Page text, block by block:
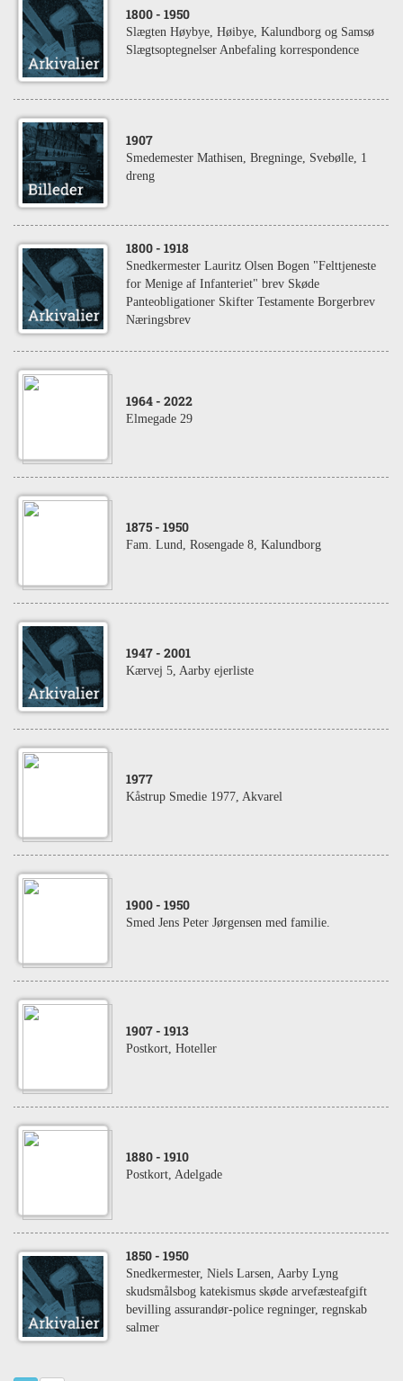
1800 - 1950
Slægten Høybye, Høibye, Kalundborg og Samsø
Slægtsoptegnelser Anbefaling korrespondence
1907
Smedemester Mathisen, Bregninge, Svebølle, 1
dreng
1800 - 1918
Snedkermester Lauritz Olsen Bogen "Felttjeneste
for Menige af Infanteriet" brev Skøde
Panteobligationer Skifter Testamente Borgerbrev
Næringsbrev
1964 - 2022
Elmegade 29
1875 - 1950
Fam. Lund, Rosengade 8, Kalundborg
1947 - 2001
Kærvej 5, Aarby ejerliste
1977
Kåstrup Smedie 1977, Akvarel
1900 - 1950
Smed Jens Peter Jørgensen med familie.
1907 - 1913
Postkort, Hoteller
1880 - 1910
Postkort, Adelgade
1850 - 1950
Snedkermester, Niels Larsen, Aarby Lyng
skudsmålsbog katekismus skøde arvefæsteafgift
bevilling assurandør-police regninger, regnskab
salmer